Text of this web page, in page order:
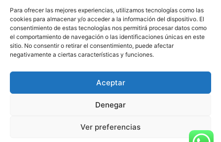
Para ofrecer las mejores experiencias, utilizamos tecnologías como las
cookies para almacenar y/o acceder a la información del dispositivo. El
consentimiento de estas tecnologías nos permitirá procesar datos como
el comportamiento de navegación o las identificaciones únicas en este
sitio. No consentir o retirar el consentimiento, puede afectar
negativamente a ciertas características y funciones.
Aceptar
Denegar
Ver preferencias
DESPACHO MIEMBRO DE
INTERNATIONAL LAWYERS NETWORK